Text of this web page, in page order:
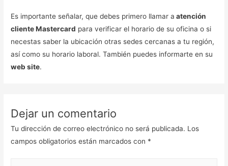
Es importante señalar, que debes primero llamar a atención
cliente Mastercard para verificar el horario de su oficina o si
necestas saber la ubicación otras sedes cercanas a tu región,
así como su horario laboral. También puedes informarte en su
web site.
Dejar un comentario
Tu dirección de correo electrónico no será publicada. Los
campos obligatorios están marcados con *